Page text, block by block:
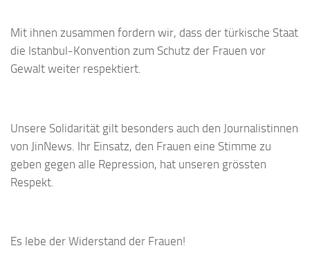
Mit ihnen zusammen fordern wir, dass der türkische Staat
die Istanbul-Konvention zum Schutz der Frauen vor
Gewalt weiter respektiert.
Unsere Solidarität gilt besonders auch den Journalistinnen
von JinNews. Ihr Einsatz, den Frauen eine Stimme zu
geben gegen alle Repression, hat unseren grössten
Respekt.
Es lebe der Widerstand der Frauen!